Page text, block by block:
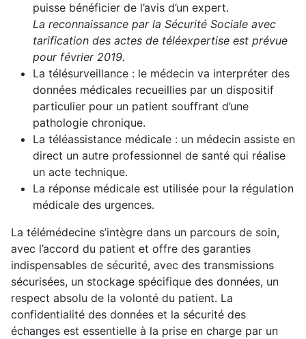
puisse bénéficier de l’avis d’un expert.
La reconnaissance par la Sécurité Sociale avec
tarification des actes de téléexpertise est prévue
pour février 2019.
La télésurveillance : le médecin va interpréter des
données médicales recueillies par un dispositif
particulier pour un patient souffrant d’une
pathologie chronique.
La téléassistance médicale : un médecin assiste en
direct un autre professionnel de santé qui réalise
un acte technique.
La réponse médicale est utilisée pour la régulation
médicale des urgences.
La télémédecine s’intègre dans un parcours de soin,
avec l’accord du patient et offre des garanties
indispensables de sécurité, avec des transmissions
sécurisées, un stockage spécifique des données, un
respect absolu de la volonté du patient. La
confidentialité des données et la sécurité des
échanges est essentielle à la prise en charge par un